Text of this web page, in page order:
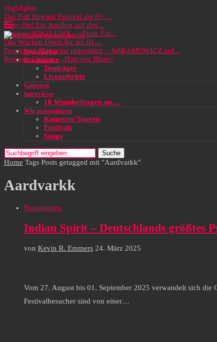
Highlights
Das Full Rewind Festival am 01....
Party On! Ein Ausflug auf den...
Review: SOKO LiNX – „Punk Für...
Das Wacken Open Air am 01....
Frontstage Magazine präsentiert – ABRAMOWICZ auf...
Review: Citizen – „Halcyon Blues“
Neuigkeiten
Rezensionen
Tonträger
Liveauftritte
Galerien
Interviews
10 Wunderfragen an …
Wir präsentieren
Konzerte/Touren
Festivals
Songs
Suche
Home Tags Posts getagged mit "Aardvarkk"
Aardvarkk
Neuigkeiten
Indian Spirit – Deutschlands größtes
von Kevin R. Emmers 24. März 2025
Vom 27. August bis 01. September 2025 verwandelt sich
Festivalbesucher sind von einer…